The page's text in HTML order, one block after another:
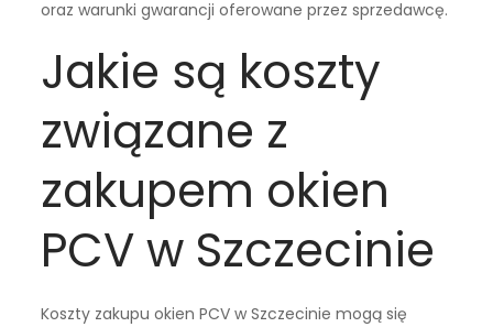
oraz warunki gwarancji oferowane przez sprzedawcę.
Jakie są koszty
związane z
zakupem okien
PCV w Szczecinie
Koszty zakupu okien PCV w Szczecinie mogą się